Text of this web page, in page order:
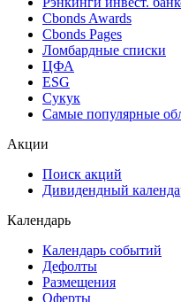
Cbonds Estimation
Cbonds Estimation
Cbonds Valuation
Рэнкинги инвест.
Cbonds Awards
Cbonds Pages
Ломбардные списки
ESG
Самые популярные
Дивидендный
Календарь